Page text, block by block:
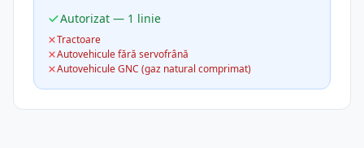
Autorizat — 1 linie
Tractoare
Autovehicule fără servofrână
Autovehicule GNC (gaz natural comprimat)